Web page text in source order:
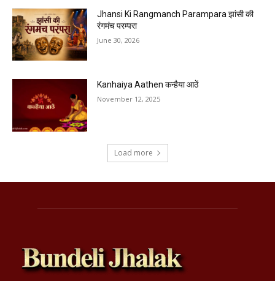
Jhansi Ki Rangmanch Parampara झांसी की
रंगमंच परम्परा
June 30, 2026
Kanhaiya Aathen कन्हैया आठें
November 12, 2025
Load more